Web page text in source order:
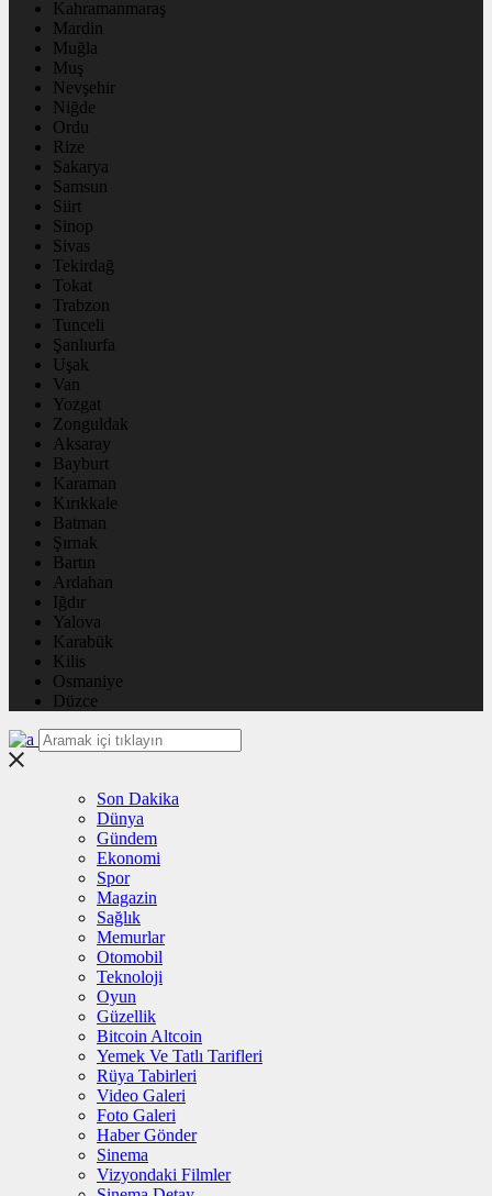
Kahramanmaraş
Mardin
Muğla
Muş
Nevşehir
Niğde
Ordu
Rize
Sakarya
Samsun
Siirt
Sinop
Sivas
Tekirdağ
Tokat
Trabzon
Tunceli
Şanlıurfa
Uşak
Van
Yozgat
Zonguldak
Aksaray
Bayburt
Karaman
Kırıkkale
Batman
Şırnak
Bartın
Ardahan
Iğdır
Yalova
Karabük
Kilis
Osmaniye
Düzce
Son Dakika
Dünya
Gündem
Ekonomi
Spor
Magazin
Sağlık
Memurlar
Otomobil
Teknoloji
Oyun
Güzellik
Bitcoin Altcoin
Yemek Ve Tatlı Tarifleri
Rüya Tabirleri
Video Galeri
Foto Galeri
Haber Gönder
Sinema
Vizyondaki Filmler